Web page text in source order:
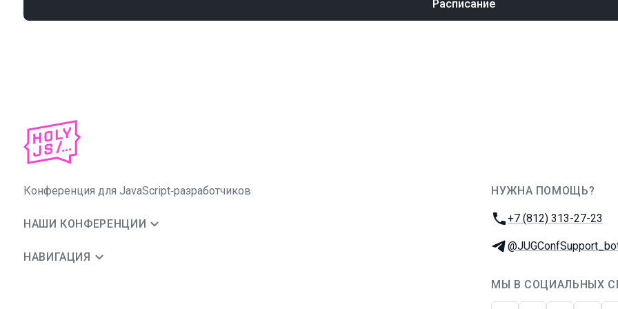
Расписание
Конференция для JavaScript‑разработчиков
НАШИ КОНФЕРЕНЦИИ
НАВИГАЦИЯ
НУЖНА ПОМОЩЬ?
Телефон:
+7 (812) 313-27-23
Телеграм:
МЫ В СОЦИАЛЬНЫХ